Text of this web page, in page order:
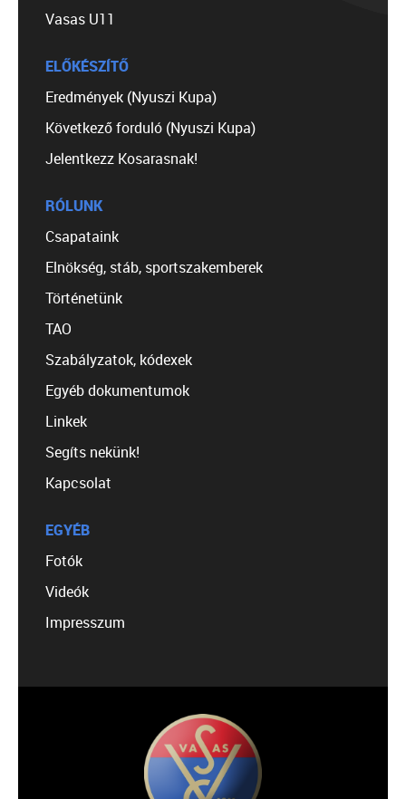
Vasas U11
ELŐKÉSZÍTŐ
Eredmények (Nyuszi Kupa)
Következő forduló (Nyuszi Kupa)
Jelentkezz Kosarasnak!
RÓLUNK
Csapataink
Elnökség, stáb, sportszakemberek
Történetünk
TAO
Szabályzatok, kódexek
Egyéb dokumentumok
Linkek
Segíts nekünk!
Kapcsolat
EGYÉB
Fotók
Videók
Impresszum